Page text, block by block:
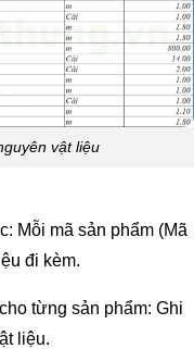
vật liệu
Mỗi mã sản phẩm (Mã
đi kèm.
từng sản phẩm: Ghi
liệu.